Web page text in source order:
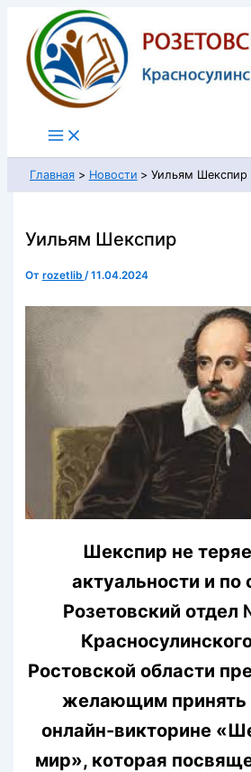
Перейти
содержимому
Главная Новости Уильям Шекспир
Уильям Шекспир
От rozetlib /11.04.2024
Шекспир не
актуальности и по
Розетовский
Ростовской области
желающим принять
онлайн-викторине
мир», которая